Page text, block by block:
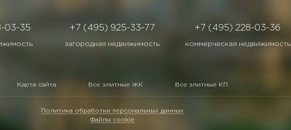
03-35 +7 (495) 925-33-77
загородная недвижимость
+7 (495) 228-03-36
коммерческая недвижимость
Карта сайта Все элитные ЖК Все элитные КП
Политика обработки персональных данных
Файлы cookie